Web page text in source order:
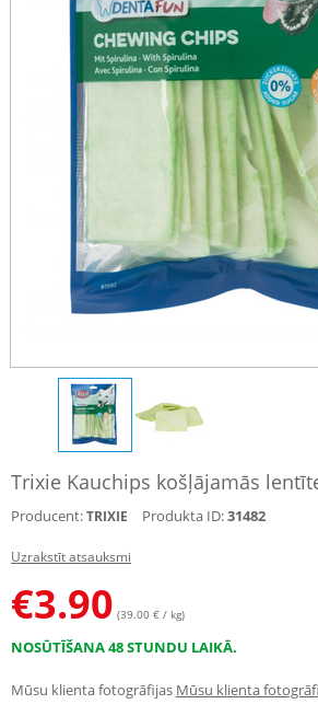
Trixie Kauchips košļājamās
Producent:TRIXIE Produkta ID:31482
Uzrakstīt atsauksmi
€3.90 (39.00 € / kg)
NOSŪTĪŠANA 48 STUNDU LAIKĀ.
Mūsu klienta fotogrāfijas Mūsu klienta